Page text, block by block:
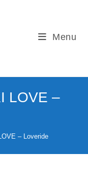
Menu
LOVE –
– Loveride